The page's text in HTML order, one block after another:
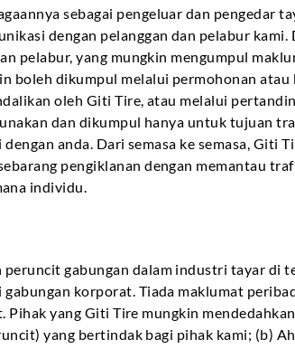
sebagai pengeluar dan pengedar
dengan pelanggan dan pelabur kami.
pelabur, yang mungkin mengumpul
boleh dikumpul melalui permohonan
oleh Giti Tire, atau melalui
dan dikumpul hanya untuk tujuan
anda. Dari semasa ke semasa, Giti
pengiklanan dengan memantau
individu.
peruncit gabungan dalam industri tayar di
korporat. Tiada maklumat
yang Giti Tire mungkin
yang bertindak bagi pihak kami; (b)